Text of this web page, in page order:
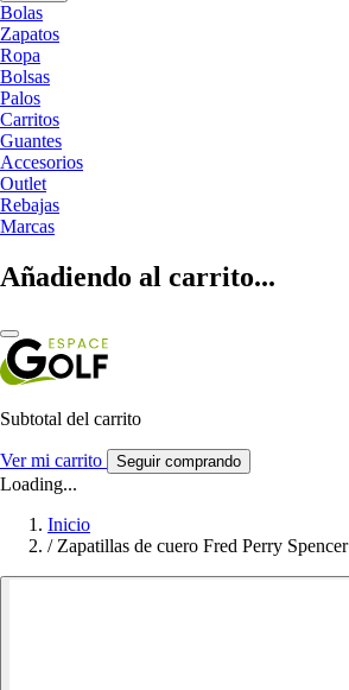
Bolas
Zapatos
Ropa
Bolsas
Palos
Carritos
Guantes
Accesorios
Outlet
Rebajas
Marcas
Añadiendo al carrito...
Subtotal del carrito
Ver mi carrito Seguir comprando
Loading...
Inicio
/ Zapatillas de cuero Fred Perry Spencer